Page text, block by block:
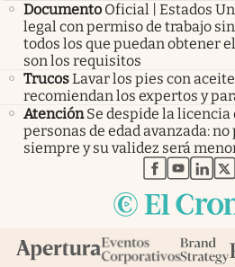
Documento Oficial | Estados
legal con permiso de trabajo
todos los que puedan obtener
son los requisitos
TrucosLavar los pies con
recomiendan los expertos y
Atención Se despide la
personas de edad avanzada:
siempre y su validez será
abre en
abre